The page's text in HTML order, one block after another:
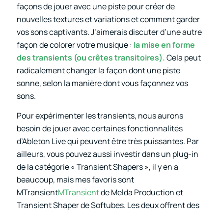
façons de jouer avec une piste pour créer de
nouvelles textures et variations et comment garder
vos sons captivants. J’aimerais discuter d’une autre
façon de colorer votre musique : la mise en forme
des transients (ou crêtes transitoires).Cela peut
radicalement changer la façon dont une piste
sonne, selon la manière dont vous façonnez vos
sons.
Pour expérimenter les transients, nous aurons
besoin de jouer avec certaines fonctionnalités
d’Ableton Live qui peuvent être très puissantes. Par
ailleurs, vous pouvez aussi investir dans un plug-in
de la catégorie « Transient Shapers », il y en a
beaucoup, mais mes favoris sont
MTransientMTransientde Melda Production et
Transient Shaper de Softubes. Les deux offrent des